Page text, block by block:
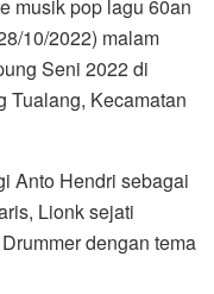
musik pop lagu 60an
10/2022) malam
Seni 2022 di
Tualang, Kecamatan
Anto Hendri sebagai
Lionk sejati
dengan tema